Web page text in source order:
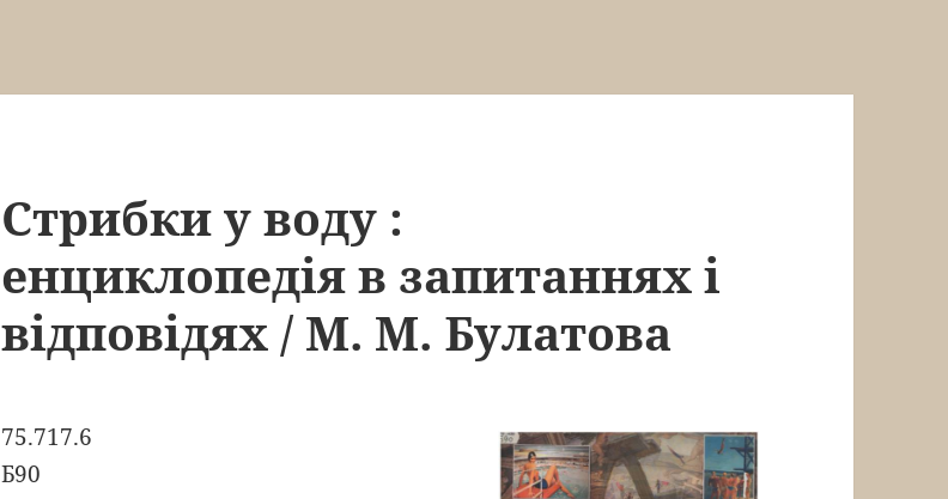
Стрибки у воду :
енциклопедія в запитаннях і
відповідях / М. М. Булатова
75.717.6
Б90